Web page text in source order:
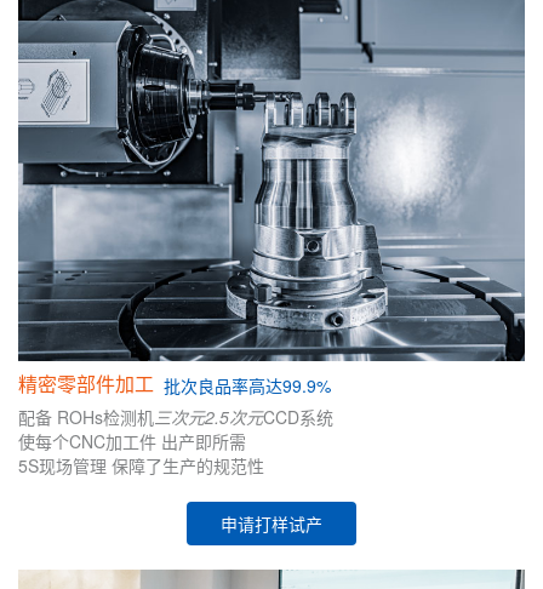
精密零部件加工 批次良品率高达99.9%
配备 ROHs检测机三次元2.5次元CCD系统
使每个CNC加工件 出产即所需
5S现场管理 保障了生产的规范性
申请打样试产